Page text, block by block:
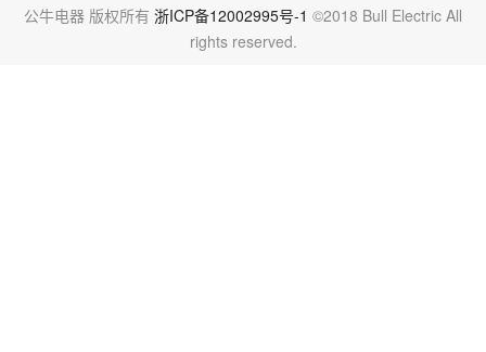
公牛电器 版权所有 浙ICP备12002995号-1 ©2018 Bull Electric All
rights reserved.